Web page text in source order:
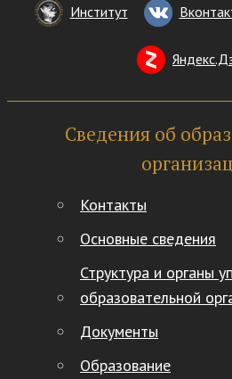
Институт
Сведения об
Контакты
Основные сведения
Структура и органы
образовательной
Документы
Образование